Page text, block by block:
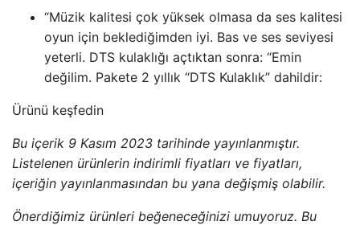
“Müzik kalitesi çok yüksek olmasa da ses kalitesi
oyun için beklediğimden iyi. Bas ve ses seviyesi
yeterli. DTS kulaklığı açtıktan sonra: “Emin
değilim. Pakete 2 yıllık “DTS Kulaklık” dahildir:
Ürünü keşfedin
Bu içerik 9 Kasım 2023 tarihinde yayınlanmıştır.
Listelenen ürünlerin indirimli fiyatları ve fiyatları,
içeriğin yayınlanmasından bu yana değişmiş olabilir.
Önerdiğimiz ürünleri beğeneceğinizi umuyoruz. Bu